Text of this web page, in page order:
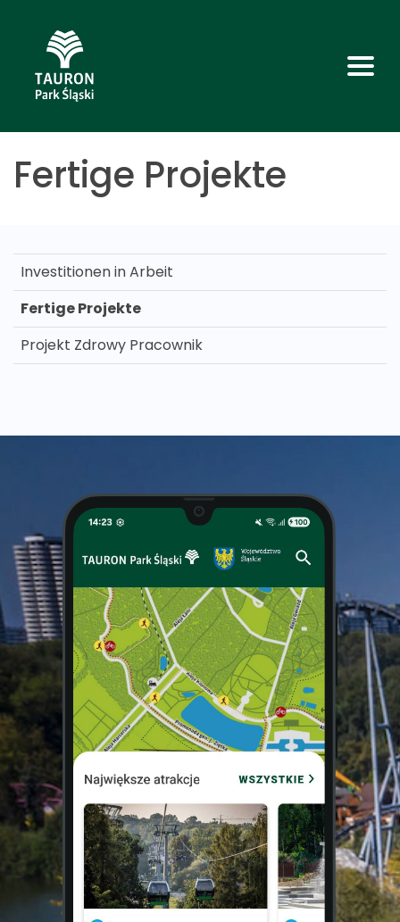
Fertige Projekte
Investitionen in Arbeit
Fertige Projekte
Projekt Zdrowy Pracownik